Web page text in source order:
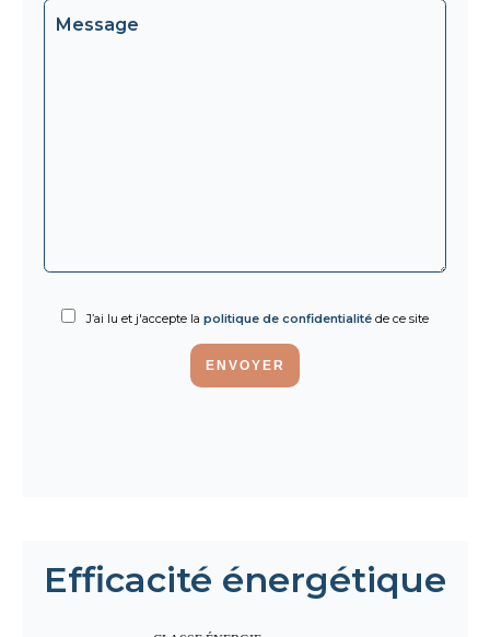
J’ai lu et j'accepte la politique de confidentialité de ce site
ENVOYER
Efficacité énergétique